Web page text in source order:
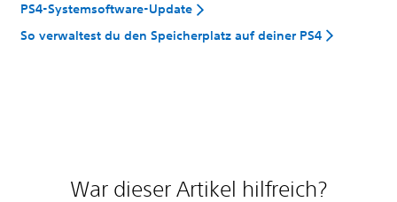
PS4-Systemsoftware-Update
So verwaltest du den Speicherplatz auf deiner PS4
War dieser Artikel hilfreich?